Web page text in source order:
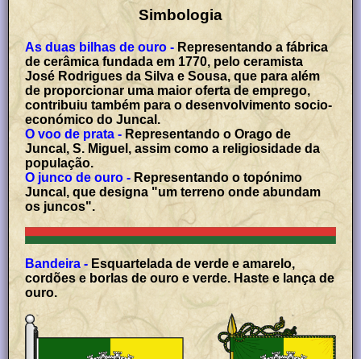
Simbologia
As duas bilhas de ouro - Representando a fábrica
de cerâmica fundada em 1770, pelo ceramista
José Rodrigues da Silva e Sousa, que para além
de proporcionar uma maior oferta de emprego,
contribuiu também para o desenvolvimento socio-
económico do Juncal.
O voo de prata - Representando o Orago de
Juncal, S. Miguel, assim como a religiosidade da
população.
O junco de ouro - Representando o topónimo
Juncal, que designa "um terreno onde abundam
os juncos".
Bandeira - Esquartelada de verde e amarelo,
cordões e borlas de ouro e verde. Haste e lança de
ouro.